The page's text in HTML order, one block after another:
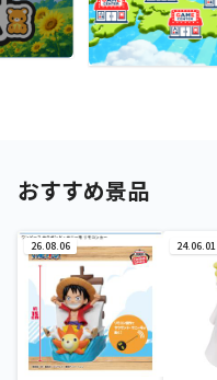
おすすめ景品
26.08.06 24.06.01